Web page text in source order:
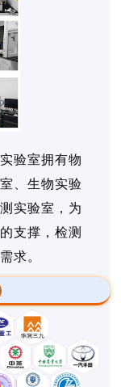
验室拥有物
、生物实验
实验室，为
支撑，检测
求。